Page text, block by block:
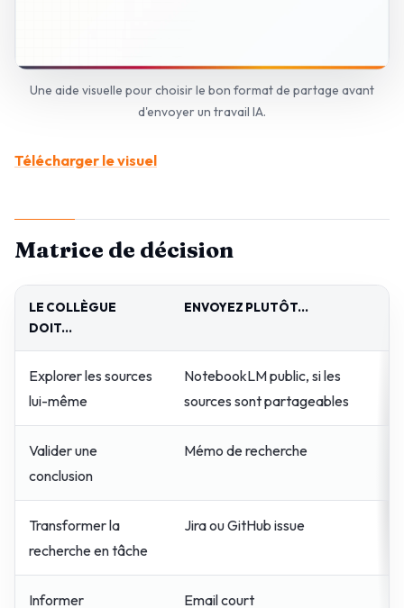
Une aide visuelle pour choisir le bon format de partage avant
d'envoyer un travail IA.
Télécharger le visuel
Matrice de décision
LE COLLÈGUE
DOIT...
ENVOYEZ PLUTÔT...
Explorer les sources
lui-même
NotebookLM public, si les
sources sont partageables
Valider une
conclusion
Mémo de recherche
Transformer la
recherche en tâche
Jira ou GitHub issue
Informer Email court